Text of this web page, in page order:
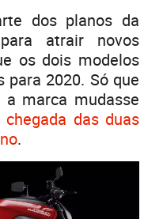
dos planos da
atrair novos
os dois modelos
2020. Só que
marca mudasse
chegada das duas
.